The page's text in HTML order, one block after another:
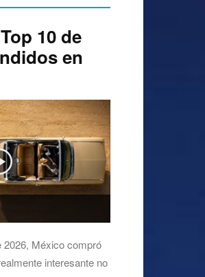
10 de
en
2026, México compró
interesante no